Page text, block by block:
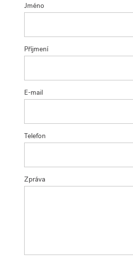
Jméno
Příjmení
E-mail
Telefon
Zpráva